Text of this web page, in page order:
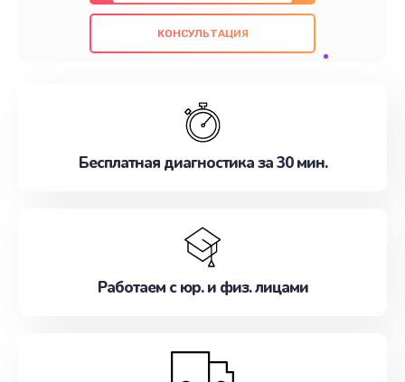
также гарантируем качество всех
проведенных работ. Наша цель - предоставить
наилучшим образом. Не медлите записаться на
КОНСУЛЬТАЦИЯ
Бесплатная диагностика за 30 мин.
Работаем с юр. и физ. лицами